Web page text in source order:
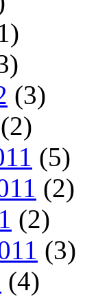
(3)
(2)
(5)
(2)
(2)
(3)
(4)